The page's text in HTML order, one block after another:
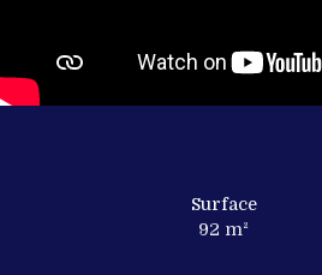
Surface
92 m²